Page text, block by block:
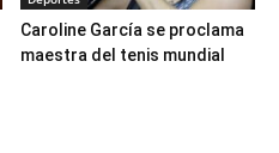
Caroline García se proclama
maestra del tenis mundial